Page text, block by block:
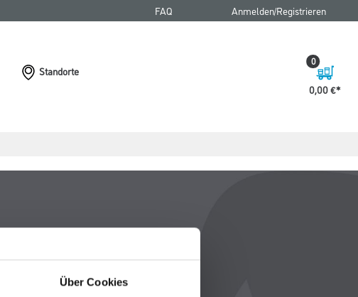
Über Cookies
FAQ Anmelden/Registrieren
Standorte
0,00 €
0